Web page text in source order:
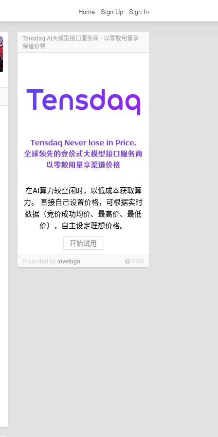
Home Sign Up Sign In
Tensdaq AI大模型接口服务商 - 以零散用量享
渠道价格
在AI算力较空闲时，以低成本获取算
力。 直接自己设置价格，可根据实时
数据（竞价成功均价、最高价、最低
价），自主设定理想价格。
开始试用
Promoted bylovelogo PRO